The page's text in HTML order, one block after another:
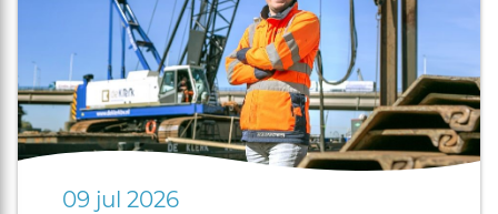
09 jul 2026